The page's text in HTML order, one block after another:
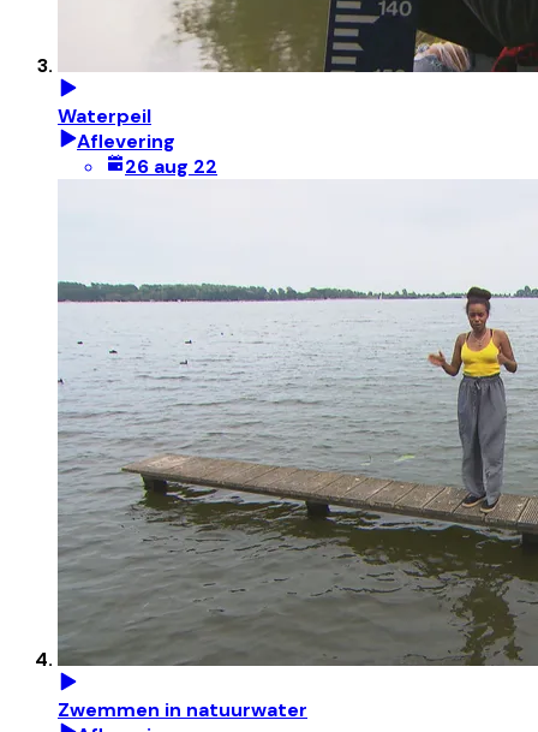
Waterpeil
Aflevering
26 aug 22
Zwemmen in natuurwater